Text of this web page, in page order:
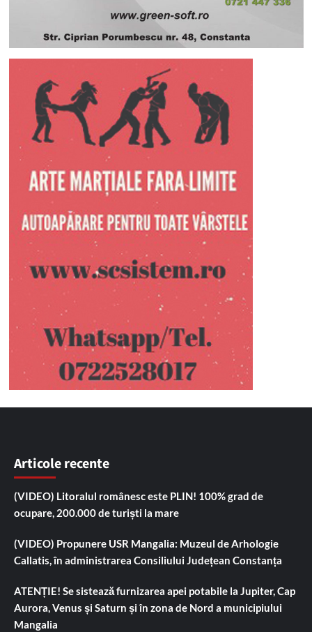
Articole recente
(VIDEO) Litoralul românesc este PLIN! 100% grad de
ocupare, 200.000 de turiști la mare
(VIDEO) Propunere USR Mangalia: Muzeul de Arhologie
Callatis, în administrarea Consiliului Județean Constanța
ATENȚIE! Se sistează furnizarea apei potabile la Jupiter, Cap
Aurora, Venus și Saturn și în zona de Nord a municipiului
Mangalia